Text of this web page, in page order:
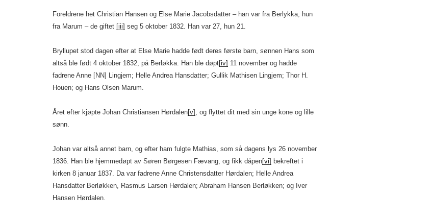
Foreldrene het Christian Hansen og Else Marie Jacobsdatter – han var fra Berlykka, hun
fra Marum – de giftet [iii] seg 5 oktober 1832. Han var 27, hun 21.
Bryllupet stod dagen efter at Else Marie hadde født deres første barn, sønnen Hans som
altså ble født 4 oktober 1832, på Berløkka. Han ble døpt[iv] 11 november og hadde
fadrene Anne [NN] Lingjem; Helle Andrea Hansdatter; Gullik Mathisen Lingjem; Thor H.
Houen; og Hans Olsen Marum.
Året efter kjøpte Johan Christiansen Hørdalen[v] , og flyttet dit med sin unge kone og lille
sønn.
Johan var altså annet barn, og efter ham fulgte Mathias, som så dagens lys 26 november
1836. Han ble hjemmedøpt av Søren Børgesen Fævang, og fikk dåpen[vi] bekreftet i
kirken 8 januar 1837. Da var fadrene Anne Christensdatter Hørdalen; Helle Andrea
Hansdatter Berløkken, Rasmus Larsen Hørdalen; Abraham Hansen Berløkken; og Iver
Hansen Hørdalen.